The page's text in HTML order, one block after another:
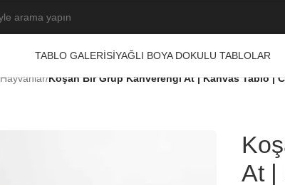
TABLO GALERISIYAĞLI BOYA DOKULU TABLOLAR
Hayvanlar/Koşan Bir Grup Kahverengi At | Kanvas Tablo |
At |